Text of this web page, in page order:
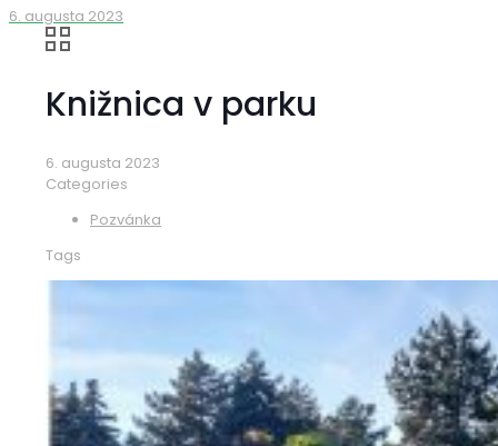
6. augusta 2023
Knižnica v parku
6. augusta 2023
Categories
Pozvánka
Tags